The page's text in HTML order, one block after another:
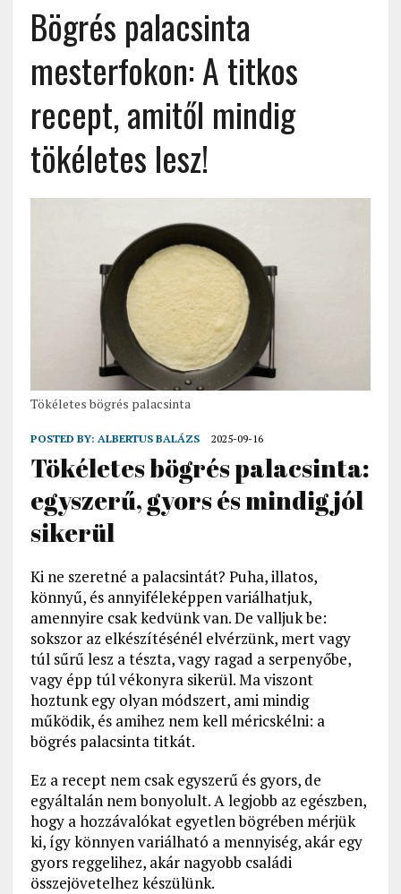
Bögrés palacsinta
mesterfokon: A titkos
recept, amitől mindig
tökéletes lesz!
Tökéletes bögrés palacsinta
POSTED BY: ALBERTUS BALÁZS 2025-09-16
Tökéletes bögrés palacsinta:
egyszerű, gyors és mindig jól
sikerül
Ki ne szeretné a palacsintát? Puha, illatos,
könnyű, és annyiféleképpen variálhatjuk,
amennyire csak kedvünk van. De valljuk be:
sokszor az elkészítésénél elvérzünk, mert vagy
túl sűrű lesz a tészta, vagy ragad a serpenyőbe,
vagy épp túl vékonyra sikerül. Ma viszont
hoztunk egy olyan módszert, ami mindig
működik, és amihez nem kell méricskélni: a
bögrés palacsinta titkát.
Ez a recept nem csak egyszerű és gyors, de
egyáltalán nem bonyolult. A legjobb az egészben,
hogy a hozzávalókat egyetlen bögrében mérjük
ki, így könnyen variálható a mennyiség, akár egy
gyors reggelihez, akár nagyobb családi
összejövetelhez készülünk.